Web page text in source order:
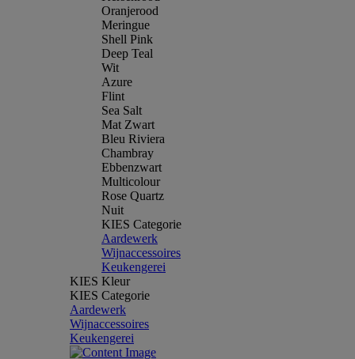
Oranjerood
Meringue
Shell Pink
Deep Teal
Wit
Azure
Flint
Sea Salt
Mat Zwart
Bleu Riviera
Chambray
Ebbenzwart
Multicolour
Rose Quartz
Nuit
KIES Categorie
Aardewerk
Wijnaccessoires
Keukengerei
KIES Kleur
KIES Categorie
Aardewerk
Wijnaccessoires
Keukengerei